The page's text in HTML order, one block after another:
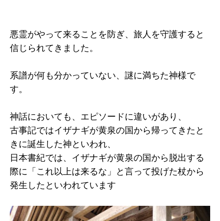
悪霊がやって来ることを防ぎ、旅人を守護すると
信じられてきました。
系譜が何も分かっていない、謎に満ちた神様で
す。
神話においても、エピソードに違いがあり、
古事記ではイザナギが黄泉の国から帰ってきたと
きに誕生した神といわれ、
日本書紀では、イザナギが黄泉の国から脱出する
際に「これ以上は来るな」と言って投げた杖から
発生したといわれています